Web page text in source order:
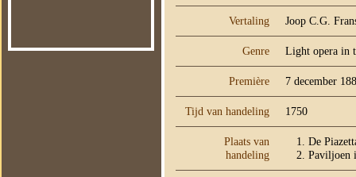
Vertaling Joop C.G.
Genre Light opera in
Première 7 december
Tijd van handeling 1750
Plaats van
handeling
De
Paviljoen